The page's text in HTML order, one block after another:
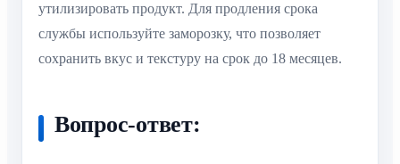
утилизировать продукт. Для продления срока
службы используйте заморозку, что позволяет
сохранить вкус и текстуру на срок до 18 месяцев.
Вопрос-ответ: